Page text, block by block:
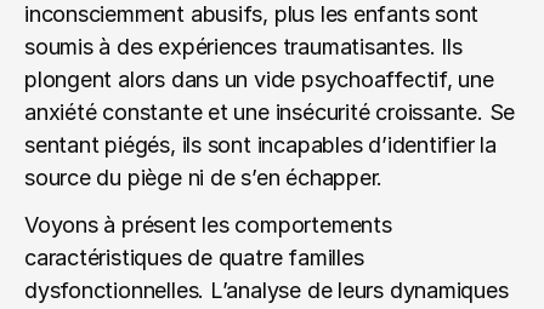
inconsciemment abusifs, plus les enfants sont
soumis à des expériences traumatisantes. Ils
plongent alors dans un vide psychoaffectif, une
anxiété constante et une insécurité croissante. Se
sentant piégés, ils sont incapables d’identifier la
source du piège ni de s’en échapper.
Voyons à présent les comportements
caractéristiques de quatre familles
dysfonctionnelles. L’analyse de leurs dynamiques